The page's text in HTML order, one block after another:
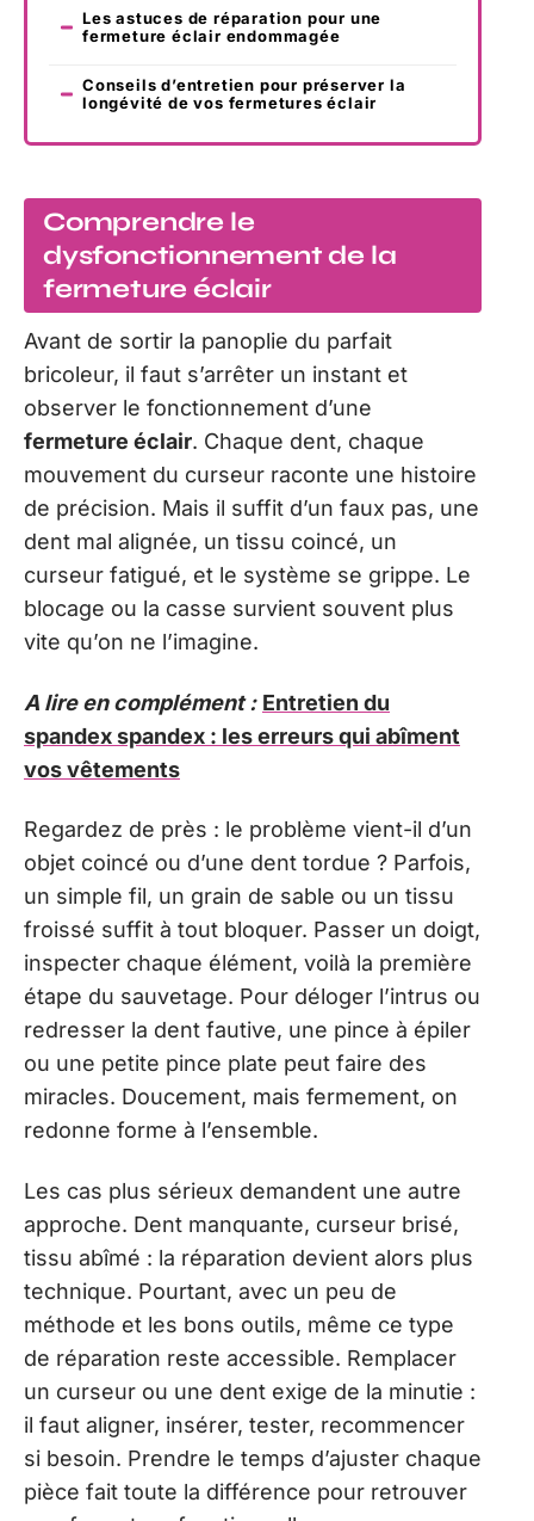
Les astuces de réparation pour une
fermeture éclair endommagée
Conseils d’entretien pour préserver la
longévité de vos fermetures éclair
Comprendre le
dysfonctionnement de la
fermeture éclair
Avant de sortir la panoplie du parfait
bricoleur, il faut s’arrêter un instant et
observer le fonctionnement d’une
fermeture éclair. Chaque dent, chaque
mouvement du curseur raconte une histoire
de précision. Mais il suffit d’un faux pas, une
dent mal alignée, un tissu coincé, un
curseur fatigué, et le système se grippe. Le
blocage ou la casse survient souvent plus
vite qu’on ne l’imagine.
A lire en complément : Entretien du
spandex spandex : les erreurs qui abîment
vos vêtements
Regardez de près : le problème vient-il d’un
objet coincé ou d’une dent tordue ? Parfois,
un simple fil, un grain de sable ou un tissu
froissé suffit à tout bloquer. Passer un doigt,
inspecter chaque élément, voilà la première
étape du sauvetage. Pour déloger l’intrus ou
redresser la dent fautive, une pince à épiler
ou une petite pince plate peut faire des
miracles. Doucement, mais fermement, on
redonne forme à l’ensemble.
Les cas plus sérieux demandent une autre
approche. Dent manquante, curseur brisé,
tissu abîmé : la réparation devient alors plus
technique. Pourtant, avec un peu de
méthode et les bons outils, même ce type
de réparation reste accessible. Remplacer
un curseur ou une dent exige de la minutie :
il faut aligner, insérer, tester, recommencer
si besoin. Prendre le temps d’ajuster chaque
pièce fait toute la différence pour retrouver